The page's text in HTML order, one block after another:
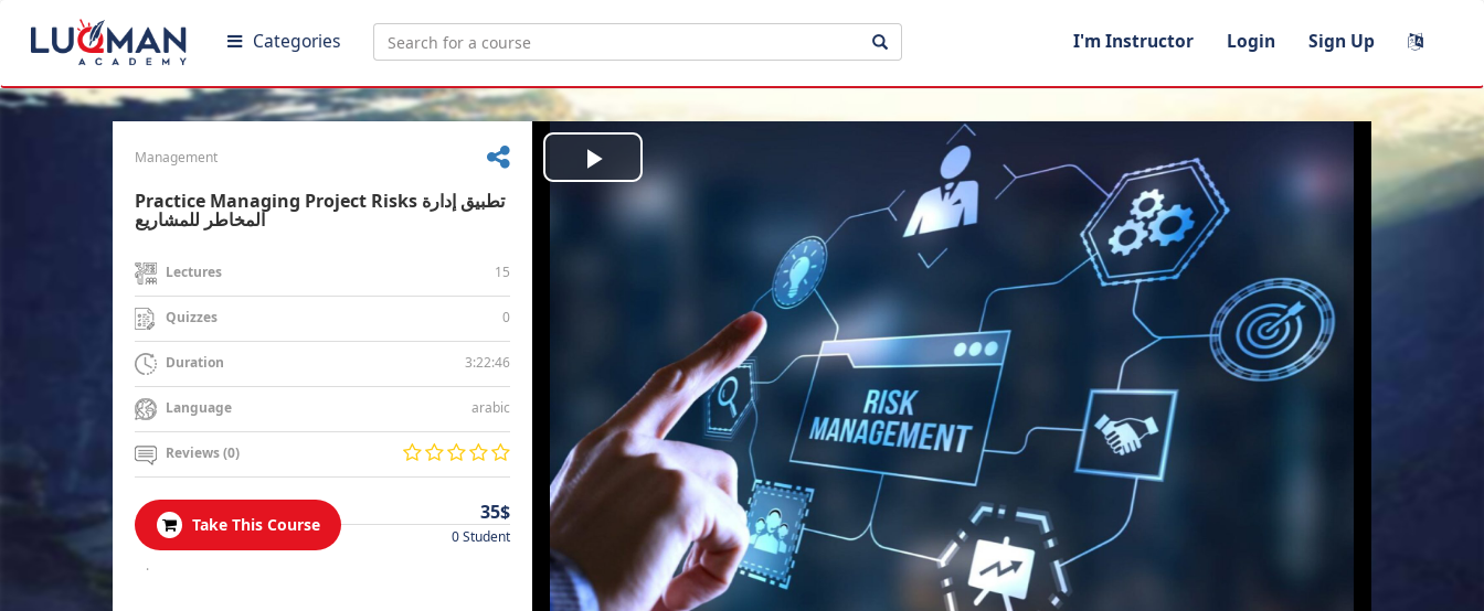
Categories I'm Instructor Login Sign Up
Management
Practice Managing Project Risks تطبيق إدارة
المخاطر للمشاريع
Lectures 15
Quizzes 0
Duration 3:22:46
Language arabic
Reviews (0)
Take This Course
35$
0 Student
.
Play
Video